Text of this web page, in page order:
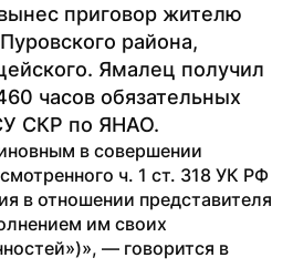
приговор жителю
района,
Ямалец получил
часов обязательных
СКР по ЯНАО.
в совершении
ч. 1 ст. 318 УК РФ
в отношении представителя
им своих
— говорится в